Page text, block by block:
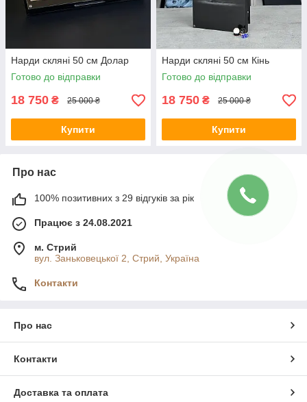
Нарди скляні 50 см Долар
Готово до відправки
18 750 ₴ 25 000 ₴
Купити
Нарди скляні 50 см Кінь
Готово до відправки
18 750 ₴ 25 000 ₴
Купити
Про нас
100% позитивних з 29 відгуків за рік
Працює з 24.08.2021
м. Стрий
вул. Заньковецької 2, Стрий, Україна
Контакти
Про нас
Контакти
Доставка та оплата